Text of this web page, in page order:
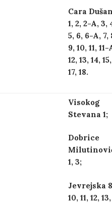
Cara
1, 2, 2-A, 3,
5, 6, 6-A, 7,
9, 10, 11, 11-
12, 13, 14,
17, 18.
Visokog
Stevana 1;
Dobrice
1, 3;
Jevrejska
10, 11, 12,